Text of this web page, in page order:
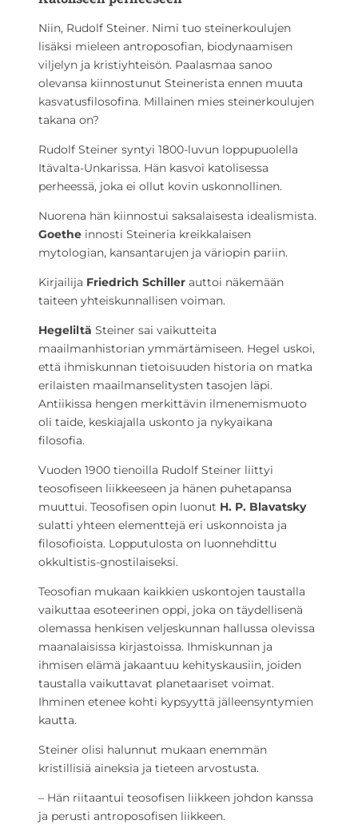
Niin, Rudolf Steiner. Nimi tuo steinerkoulujen
lisäksi mieleen antroposofian, biodynaamisen
viljelyn ja kristiyhteisön. Paalasmaa sanoo
olevansa kiinnostunut Steinerista ennen muuta
kasvatusfilosofina. Millainen mies steinerkoulujen
takana on?
Rudolf Steiner syntyi 1800-luvun loppupuolella
Itävalta-Unkarissa. Hän kasvoi katolisessa
perheessä, joka ei ollut kovin uskonnollinen.
Nuorena hän kiinnostui saksalaisesta idealismista.
Goethe innosti Steineria kreikkalaisen
mytologian, kansantarujen ja väriopin pariin.
Kirjailija Friedrich Schiller auttoi näkemään
taiteen yhteiskunnallisen voiman.
Hegeliltä Steiner sai vaikutteita
maailmanhistorian ymmärtämiseen. Hegel uskoi,
että ihmiskunnan tietoisuuden historia on matka
erilaisten maailmanselitysten tasojen läpi.
Antiikissa hengen merkittävin ilmenemismuoto
oli taide, keskiajalla uskonto ja nykyaikana
filosofia.
Vuoden 1900 tienoilla Rudolf Steiner liittyi
teosofiseen liikkeeseen ja hänen puhetapansa
muuttui. Teosofisen opin luonut H. P. Blavatsky
sulatti yhteen elementtejä eri uskonnoista ja
filosofioista. Lopputulosta on luonnehdittu
okkultistis-gnostilaiseksi.
Teosofian mukaan kaikkien uskontojen taustalla
vaikuttaa esoteerinen oppi, joka on täydellisenä
olemassa henkisen veljeskunnan hallussa olevissa
maanalaisissa kirjastoissa. Ihmiskunnan ja
ihmisen elämä jakaantuu kehityskausiin, joiden
taustalla vaikuttavat planetaariset voimat.
Ihminen etenee kohti kypsyyttä jälleensyntymien
kautta.
Steiner olisi halunnut mukaan enemmän
kristillisiä aineksia ja tieteen arvostusta.
– Hän riitaantui teosofisen liikkeen johdon kanssa
ja perusti antroposofisen liikkeen.